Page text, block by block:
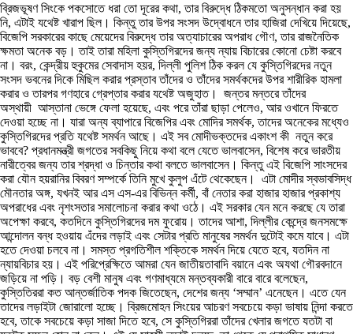
ব্রিজভূষণ সিংকে পকসোতে ধরা তো দূরের কথা, তার বিরুদ্ধে ঠিকমতো অনুসন্ধান করা হয়
নি, এটাই যথেষ্ট খারাপ ছিল। কিন্তু তার উপর সংসদ উদ্বোধনে তার হাজিরা দেখিয়ে দিয়েছে,
বিজেপি সরকারের কাছে মেয়েদের বিরুদ্ধে তার অত্যাচারের অপরাধ গৌণ, তার রাজনৈতিক
ক্ষমতা অনেক বড়। তাই তারা মহিলা কুস্তিগিরদের জন্য ন্যায় বিচারের কোনো চেষ্টা করবে
না। বরং, কেন্দ্রীয় হুকুমের সেবাদাস হয়র, দিল্লী পুলিশ ঠিক করল যে কুস্তিগিরদের নতুন
সংসদ ভবনের দিকে মিছিল করার প্রস্তাব তাঁদের ও তাঁদের সমর্থকদের উপর শারীরিক হামলা
করার ও তারপর গণহারে গ্রেপ্তার করার যথেষ্ট অজুহাত। জন্তর মন্তরে তাঁদের
অস্থায়ী আস্তানা ভেঙ্গে ফেলা হয়েছে, এবং পরে তাঁরা ছাড়া পেলেও, আর ওখানে ফিরতে
দেওয়া হচ্ছে না। যারা অন্য ব্যাপারে বিজেপির এবং মোদির সমর্থক, তাদের অনেকের মধ্যেও
কুস্তিগিরদের প্রতি যথেষ্ট সমর্থন আছে। এই সব মোদীভক্তদের একাংশ কী নতুন করে
ভাববে? প্রধানমন্ত্রী জগতের সবকিছু নিয়ে কথা বলে যেতে ভালবাসেন, বিশেষ করে ভারতীয়
নারীত্বের জন্য তার শ্রদ্ধা ও চিন্তার কথা বলতে ভালবাসেন। কিন্তু এই বিজেপি সাংসদের
করা যৌন হয়রানির বিবরণ সম্পর্কে তিনি মুখে কুলুপ এঁটে থেকেছেন। এটা মোদীর স্বভাবসিদ্ধ
মৌনতার অঙ্গ, যখনই আর এস এস-এর বিভিন্ন কর্মী, বাঁ নেতার করা হাজার হাজার প্রকাশ্য
অপরাধের এবং নৃশংসতার সমালোচনা করার কথা ওঠে। এই সরকার যেন মনে করছে যে তারা
অপেক্ষা করবে, কতদিনে কুস্তিগিরদের দম ফুরোয়। তাদের আশা, দিল্লীর কেন্দ্রে জনসমক্ষে
আন্দোলন বন্ধ হওয়ায় এঁদের লড়াই এবং সেটার প্রতি মানুষের সমর্থন দুটোই কমে যাবে। এটা
হতে দেওয়া চলবে না। সমস্ত প্রগতিশীল শক্তিকে সমর্থন দিয়ে যেতে হবে, যতদিন না
ন্যায়বিচার হয়। এই পরিপ্রেক্ষিতে আমরা যেন জাতীয়তাবাদি বয়ানে এবং অযথা গৌরবদানে
জড়িয়ে না পড়ি। বড় বেশী মানুষ এবং গণমাধ্যমে মন্তব্যকারী বারে বারে বলেছেন,
কুস্তিতিররা কত আন্তর্জাতিক পদক জিতেছেন, দেশের জন্য ‘সম্মান’ এনেছেন। এতে যেন
তাদের লড়াইটা জোরালো হচ্ছে। ব্রিজমোহন সিংয়ের আচরণ সবচেয়ে কড়া ভাষায় নিন্দা করতে
হবে, তাকে সবচেয়ে কড়া সাজা দিতে হবে, সে কুস্তিগিররা তাঁদের খেলার জগতে যতটা বা